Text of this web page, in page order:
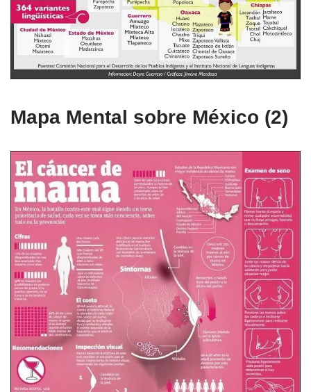
Mapa Mental sobre México (2)